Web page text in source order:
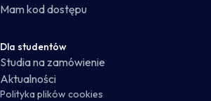
Mam kod dostępu
Dla studentów
Studia na zamówienie
Aktualności
Polityka plików cookies